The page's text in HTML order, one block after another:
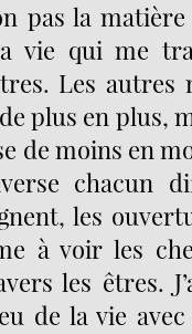
pas la
vie qui me
Les autres
plus en plus,
de moins en
chacun
les
à voir les
les êtres.
de la vie